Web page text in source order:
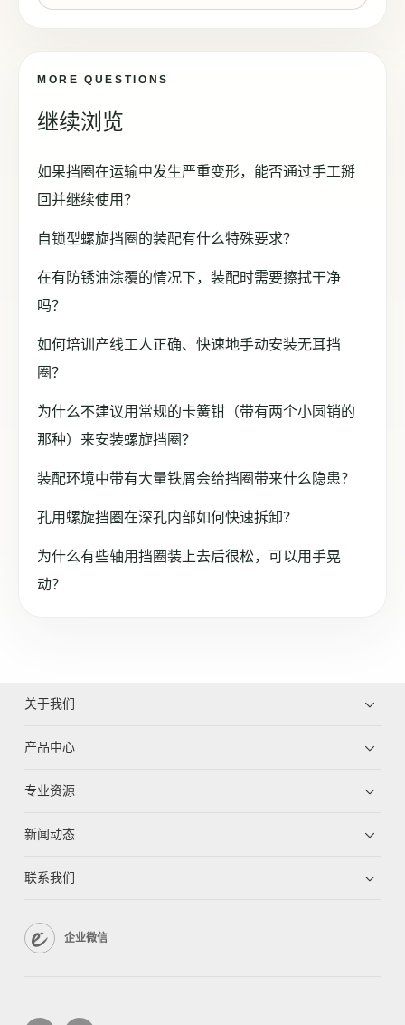
MORE QUESTIONS
继续浏览
如果挡圈在运输中发生严重变形，能否通过手工掰
回并继续使用？
自锁型螺旋挡圈的装配有什么特殊要求？
在有防锈油涂覆的情况下，装配时需要擦拭干净
吗？
如何培训产线工人正确、快速地手动安装无耳挡
圈？
为什么不建议用常规的卡簧钳（带有两个小圆销的
那种）来安装螺旋挡圈？
装配环境中带有大量铁屑会给挡圈带来什么隐患？
孔用螺旋挡圈在深孔内部如何快速拆卸？
为什么有些轴用挡圈装上去后很松，可以用手晃
动？
关于我们
产品中心
专业资源
新闻动态
联系我们
企业微信